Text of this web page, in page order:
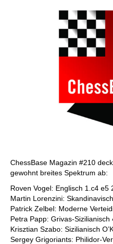
ChessBase Magazin #210
gewohnt breites Spektrum ab:
Roven Vogel: Englisch 1.c4 e5
Martin Lorenzini:
Patrick Zelbel: Moderne
Petra Papp: Grivas-
Krisztian Szabo: Sizilianisch
Sergey Grigoriants: Philidor-